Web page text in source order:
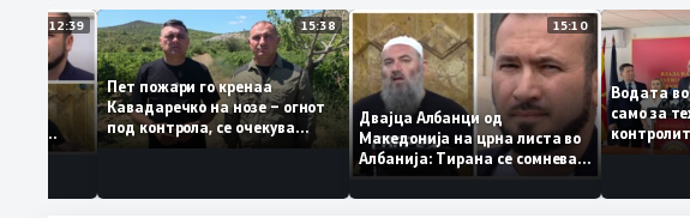
12:39
За
му
од
кога му гори
15:38
Пет пожари го кренаа
Кавадаречко на нозе – огнот
под контрола, се очекува
целосно гаснење
15:10
Двајца Албанци од
Македонија на црна листа во
Албанија: Тирана се сомнева
дека работеле за
терористички организации
само